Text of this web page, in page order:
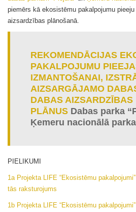
piemērs kā ekosistēmu pakalpojumu
aizsardzības plānošanā.
REKOMENDĀCIJAS
PAKALPOJUMU
IZMANTOŠANAI,
AIZSARGĀJAMO
DABAS AIZSARDZĪBAS
PLĀNUS Dabas parka
Ķemeru nacionālā
PIELIKUMI
1a Projekta LIFE “Ekosistēmu
tās raksturojums
1b Projekta LIFE “Ekosistēmu